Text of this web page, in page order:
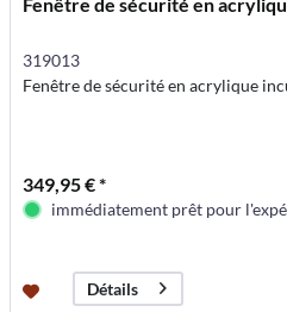
319013
Fenêtre de sécurité en acrylique
349,95 € *
immédiatement prêt pour
Détails